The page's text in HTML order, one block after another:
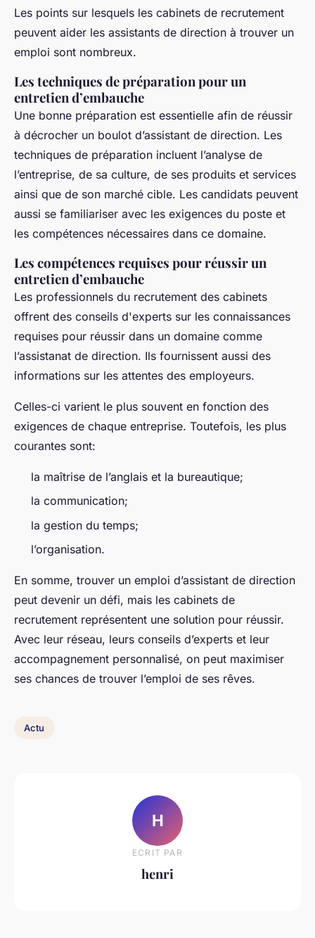
Les points sur lesquels les cabinets de recrutement
peuvent aider les assistants de direction à trouver un
emploi sont nombreux.
Les techniques de préparation pour un
entretien d’embauche
Une bonne préparation est essentielle afin de réussir
à décrocher un boulot d’assistant de direction. Les
techniques de préparation incluent l’analyse de
l’entreprise, de sa culture, de ses produits et services
ainsi que de son marché cible. Les candidats peuvent
aussi se familiariser avec les exigences du poste et
les compétences nécessaires dans ce domaine.
Les compétences requises pour réussir un
entretien d’embauche
Les professionnels du recrutement des cabinets
offrent des conseils d'experts sur les connaissances
requises pour réussir dans un domaine comme
l’assistanat de direction. Ils fournissent aussi des
informations sur les attentes des employeurs.
Celles-ci varient le plus souvent en fonction des
exigences de chaque entreprise. Toutefois, les plus
courantes sont:
la maîtrise de l’anglais et la bureautique;
la communication;
la gestion du temps;
l’organisation.
En somme, trouver un emploi d’assistant de direction
peut devenir un défi, mais les cabinets de
recrutement représentent une solution pour réussir.
Avec leur réseau, leurs conseils d’experts et leur
accompagnement personnalisé, on peut maximiser
ses chances de trouver l’emploi de ses rêves.
Actu
H
ECRIT PAR
henri